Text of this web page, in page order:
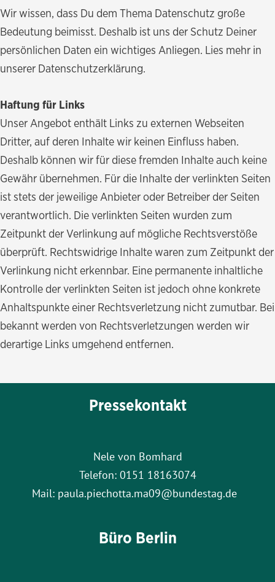
Wir wissen, dass Du dem Thema Datenschutz große
Bedeutung beimisst. Deshalb ist uns der Schutz Deiner
persönlichen Daten ein wichtiges Anliegen. Lies mehr in
unserer Datenschutzerklärung.
Haftung für Links
Unser Angebot enthält Links zu externen Webseiten
Dritter, auf deren Inhalte wir keinen Einfluss haben.
Deshalb können wir für diese fremden Inhalte auch keine
Gewähr übernehmen. Für die Inhalte der verlinkten Seiten
ist stets der jeweilige Anbieter oder Betreiber der Seiten
verantwortlich. Die verlinkten Seiten wurden zum
Zeitpunkt der Verlinkung auf mögliche Rechtsverstöße
überprüft. Rechtswidrige Inhalte waren zum Zeitpunkt der
Verlinkung nicht erkennbar. Eine permanente inhaltliche
Kontrolle der verlinkten Seiten ist jedoch ohne konkrete
Anhaltspunkte einer Rechtsverletzung nicht zumutbar. Bei
bekannt werden von Rechtsverletzungen werden wir
derartige Links umgehend entfernen.
Pressekontakt
Nele von Bomhard
Telefon: 0151 18163074
Mail: paula.piechotta.ma09@bundestag.de
Büro Berlin